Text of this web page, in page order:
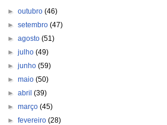
►outubro(46)
►setembro(47)
►agosto(51)
►julho(49)
►junho(59)
►maio(50)
►abril(39)
►março(45)
►fevereiro(28)